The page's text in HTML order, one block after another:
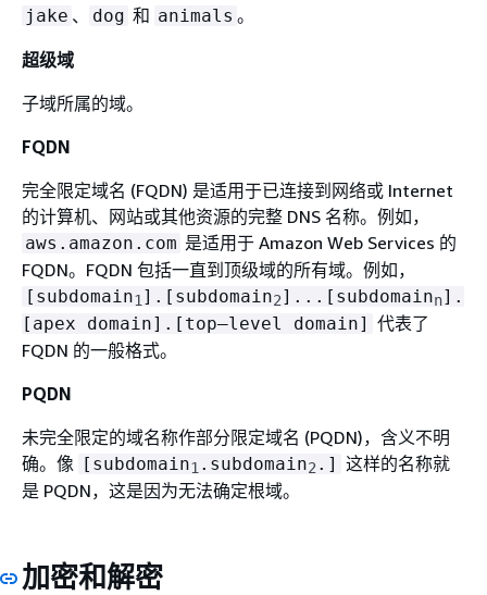
jake 、 dog 和 animals 。
超级域
子域所属的域。
FQDN
完全限定域名 (FQDN) 是适用于已连接到网络或 Internet
的计算机、网站或其他资源的完整 DNS 名称。例如，
aws.amazon.com 是适用于 Amazon Web Services 的
FQDN。FQDN 包括一直到顶级域的所有域。例如，
[subdomain1 ].[subdomain2]...[subdomainn].
[apex domain].[top–level domain] 代表了
FQDN 的一般格式。
PQDN
未完全限定的域名称作部分限定域名 (PQDN)，含义不明
确。像 [subdomain1 .subdomain2 .] 这样的名称就
是 PQDN，这是因为无法确定根域。
加密和解密